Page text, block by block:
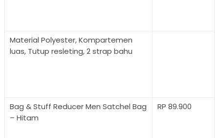
Material Polyester, Kompartemen
luas, Tutup resleting, 2 strap bahu
Bag & Stuff Reducer Men Satchel Bag
– Hitam
RP 89.900